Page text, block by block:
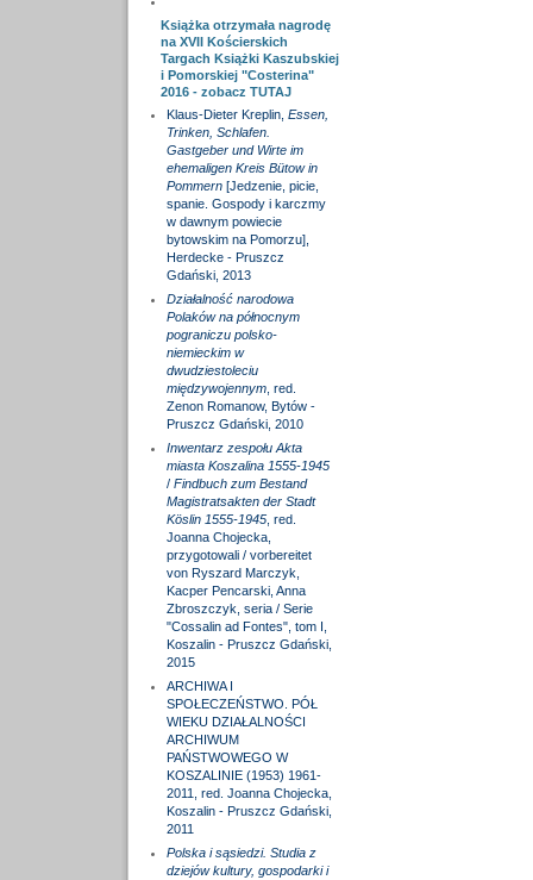
Książka otrzymała nagrodę
na XVII Kościerskich
Targach Książki Kaszubskiej
i Pomorskiej "Costerina"
2016 - zobacz TUTAJ
Klaus-Dieter Kreplin, Essen,
Trinken, Schlafen.
Gastgeber und Wirte im
ehemaligen Kreis Bütow in
Pommern[Jedzenie, picie,
spanie. Gospody i karczmy
w dawnym powiecie
bytowskim na Pomorzu],
Herdecke - Pruszcz
Gdański, 2013
Działalność narodowa
Polaków na północnym
pograniczu polsko-
niemieckim w
dwudziestoleciu
międzywojennym, red.
Zenon Romanow, Bytów -
Pruszcz Gdański, 2010
Inwentarz zespołu Akta
miasta Koszalina 1555-1945
/ Findbuch zum Bestand
Magistratsakten der Stadt
Köslin 1555-1945, red.
Joanna Chojecka,
przygotowali / vorbereitet
von Ryszard Marczyk,
Kacper Pencarski, Anna
Zbroszczyk, seria / Serie
"Cossalin ad Fontes", tom I,
Koszalin - Pruszcz Gdański,
2015
ARCHIWA I
SPOŁECZEŃSTWO. PÓŁ
WIEKU DZIAŁALNOŚCI
ARCHIWUM
PAŃSTWOWEGO W
KOSZALINIE (1953) 1961-
2011, red. Joanna Chojecka,
Koszalin - Pruszcz Gdański,
2011
Polska i sąsiedzi. Studia z
dziejów kultury, gospodarki i